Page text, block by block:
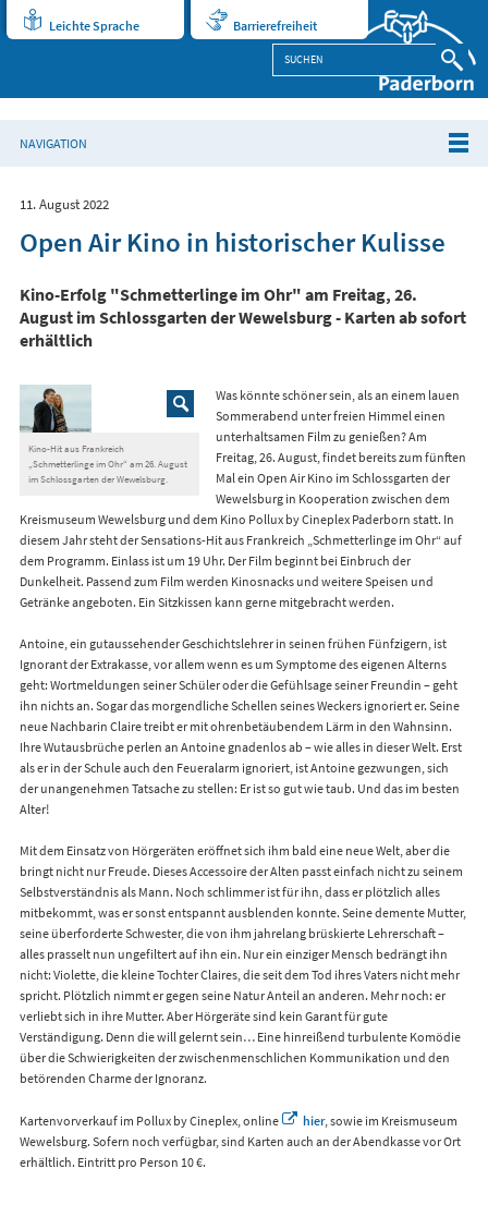
Leichte Sprache Barrierefreiheit
NAVIGATION
11. August 2022
Open Air Kino in historischer Kulisse
Kino-Erfolg "Schmetterlinge im Ohr" am Freitag, 26.
August im Schlossgarten der Wewelsburg - Karten ab sofort
erhältlich
Kino-Hit aus Frankreich
„Schmetterlinge im Ohr“ am 26. August
im Schlossgarten der Wewelsburg.
Was könnte schöner sein, als an einem lauen
Sommerabend unter freien Himmel einen
unterhaltsamen Film zu genießen? Am
Freitag, 26. August, findet bereits zum fünften
Mal ein Open Air Kino im Schlossgarten der
Wewelsburg in Kooperation zwischen dem
Kreismuseum Wewelsburg und dem Kino Pollux by Cineplex Paderborn statt. In
diesem Jahr steht der Sensations-Hit aus Frankreich „Schmetterlinge im Ohr“ auf
dem Programm. Einlass ist um 19 Uhr. Der Film beginnt bei Einbruch der
Dunkelheit. Passend zum Film werden Kinosnacks und weitere Speisen und
Getränke angeboten. Ein Sitzkissen kann gerne mitgebracht werden.
Antoine, ein gutaussehender Geschichtslehrer in seinen frühen Fünfzigern, ist
Ignorant der Extrakasse, vor allem wenn es um Symptome des eigenen Alterns
geht: Wortmeldungen seiner Schüler oder die Gefühlsage seiner Freundin – geht
ihn nichts an. Sogar das morgendliche Schellen seines Weckers ignoriert er. Seine
neue Nachbarin Claire treibt er mit ohrenbetäubendem Lärm in den Wahnsinn.
Ihre Wutausbrüche perlen an Antoine gnadenlos ab – wie alles in dieser Welt. Erst
als er in der Schule auch den Feueralarm ignoriert, ist Antoine gezwungen, sich
der unangenehmen Tatsache zu stellen: Er ist so gut wie taub. Und das im besten
Alter!
Mit dem Einsatz von Hörgeräten eröffnet sich ihm bald eine neue Welt, aber die
bringt nicht nur Freude. Dieses Accessoire der Alten passt einfach nicht zu seinem
Selbstverständnis als Mann. Noch schlimmer ist für ihn, dass er plötzlich alles
mitbekommt, was er sonst entspannt ausblenden konnte. Seine demente Mutter,
seine überforderte Schwester, die von ihm jahrelang brüskierte Lehrerschaft –
alles prasselt nun ungefiltert auf ihn ein. Nur ein einziger Mensch bedrängt ihn
nicht: Violette, die kleine Tochter Claires, die seit dem Tod ihres Vaters nicht mehr
spricht. Plötzlich nimmt er gegen seine Natur Anteil an anderen. Mehr noch: er
verliebt sich in ihre Mutter. Aber Hörgeräte sind kein Garant für gute
Verständigung. Denn die will gelernt sein… Eine hinreißend turbulente Komödie
über die Schwierigkeiten der zwischenmenschlichen Kommunikation und den
betörenden Charme der Ignoranz.
Kartenvorverkauf im Pollux by Cineplex, online hier, sowie im Kreismuseum
Wewelsburg. Sofern noch verfügbar, sind Karten auch an der Abendkasse vor Ort
erhältlich. Eintritt pro Person 10 €.